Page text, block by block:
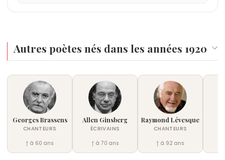
Autres poètes nés dans les années 1920
Georges Brassens
CHANTEURS
† à 60 ans
Allen Ginsberg
ÉCRIVAINS
† à 70 ans
Raymond Lévesque
CHANTEURS
† à 92 ans